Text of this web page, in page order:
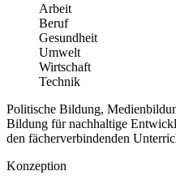
Arbeit
Beruf
Gesundheit
Umwelt
Wirtschaft
Technik
Politische Bildung,
Bildung für nachhaltige
den fächerverbindenden
Konzeption